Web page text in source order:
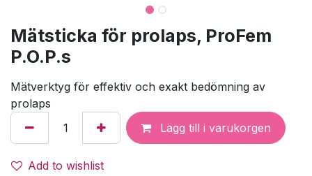
Mätsticka för prolaps, ProFem
P.O.P.s
Mätverktyg för effektiv och exakt bedömning av
prolaps
Lägg till i varukorgen
Add to wishlist